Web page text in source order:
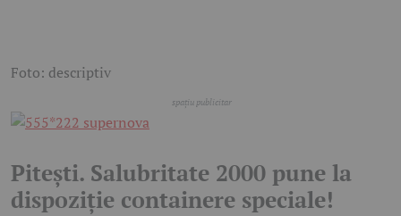
Foto: descriptiv
Pitești. Salubritate 2000 pune la
dispoziție containere speciale!